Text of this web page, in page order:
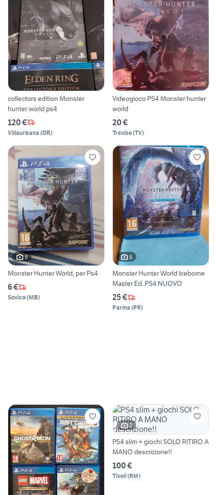
collectors edition Monster
hunter world ps4
120 €
Villaurbana (OR)
Videogioco PS4 Monster hunter
world
20 €
Treviso(TV)
6
Monster Hunter World, per Ps4
6 €
Sovico(MB)
6
Monster Hunter World Iceborne
Master Ed. PS4 NUOVO
25 €
Parma (PR)
2
PS4 slim + giochi SOLO RITIRO A
MANO descrizione!!
100 €
Tivoli(RM)